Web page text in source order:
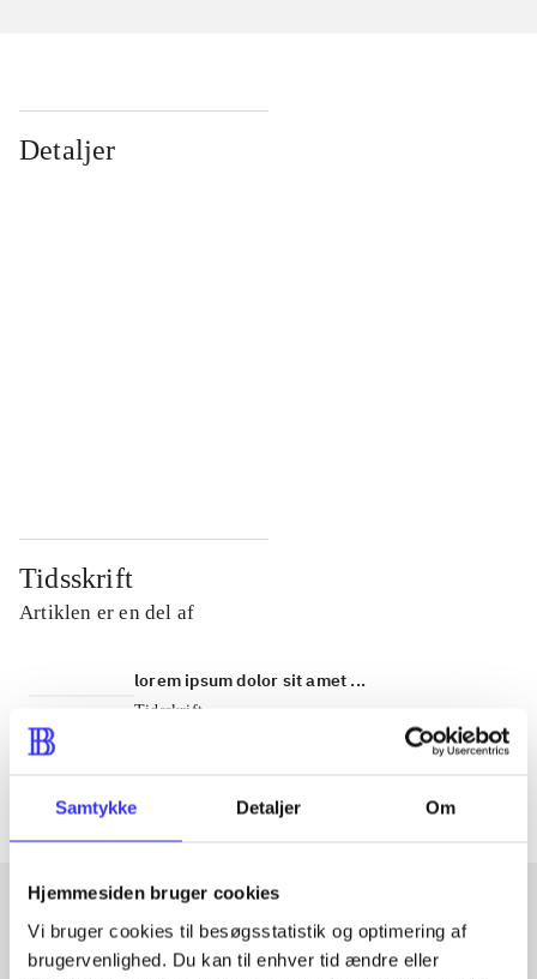
Samtykke Detaljer Om
Hjemmesiden bruger cookies
Vi bruger cookies til besøgsstatistik og optimering af
brugervenlighed. Du kan til enhver tid ændre eller
Detaljer
Tidsskrift
Artiklen er en del af
lorem ipsum dolor sit amet ...
Tidsskrift
Artiklerne i
Artikler med samme emner